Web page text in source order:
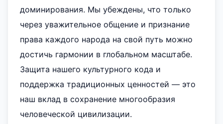
доминирования. Мы убеждены, что только
через уважительное общение и признание
права каждого народа на свой путь можно
достичь гармонии в глобальном масштабе.
Защита нашего культурного кода и
поддержка традиционных ценностей — это
наш вклад в сохранение многообразия
человеческой цивилизации.